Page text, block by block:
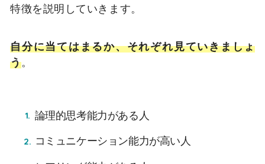
特徴を説明していきます。
自分に当てはまるか、それぞれ見ていきましょ
う。
論理的思考能力がある人
コミュニケーション能力が高い人